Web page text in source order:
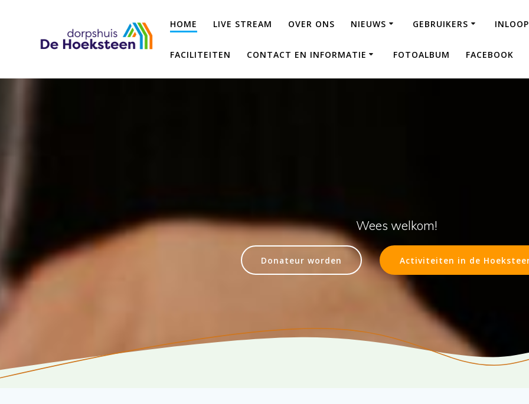
HOME LIVE STREAM OVER ONS NIEUWS GEBRUIKERS
FACILITEITEN CONTACT EN INFORMATIE FOTOALBUM FACEBOOK
Wees welkom!
Donateur worden Activiteiten in de